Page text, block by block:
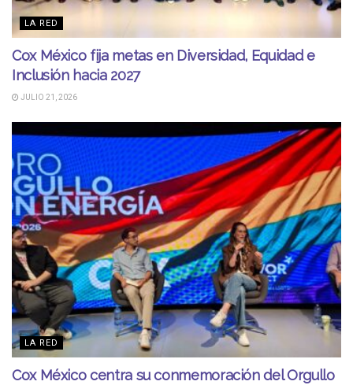
LA RED
Cox México fija metas en Diversidad, Equidad e
Inclusión hacia 2027
JULIO 21, 2026
LA RED
Cox México centra su conmemoración del Orgullo